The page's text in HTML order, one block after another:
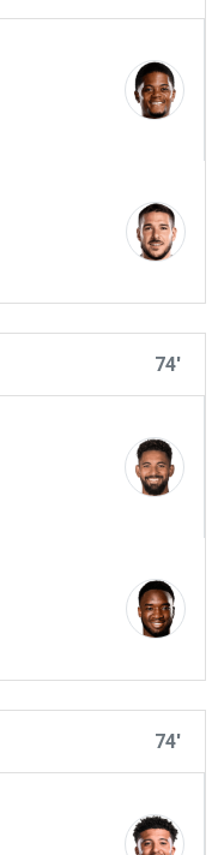
74'
74'